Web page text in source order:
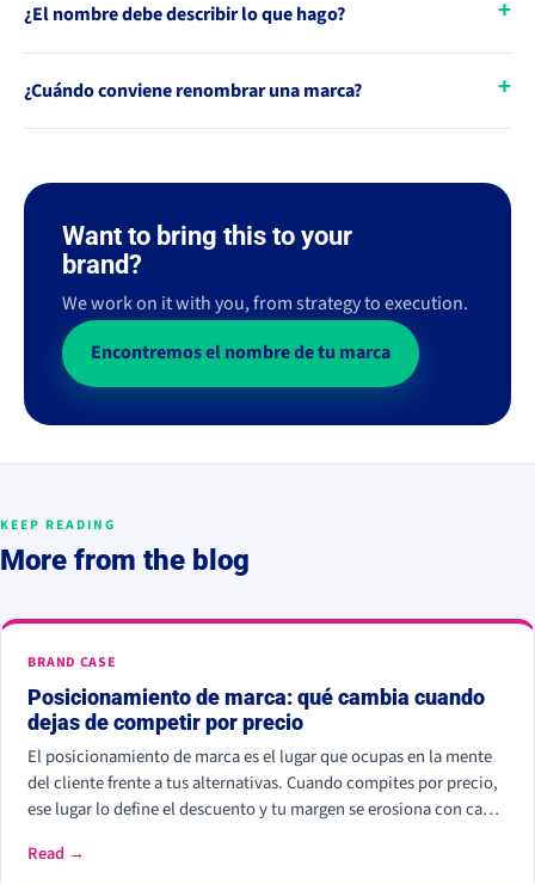
¿El nombre debe describir lo que hago?
¿Cuándo conviene renombrar una marca?
Want to bring this to your
brand?
We work on it with you, from strategy to execution.
Encontremos el nombre de tu marca
KEEP READING
More from the blog
BRAND CASE
Posicionamiento de marca: qué cambia cuando
dejas de competir por precio
El posicionamiento de marca es el lugar que ocupas en la mente
del cliente frente a tus alternativas. Cuando compites por precio,
ese lugar lo define el descuento y tu margen se erosiona con cada
por elegirte: Kantar calcula que las marcas percibidas como
Read →